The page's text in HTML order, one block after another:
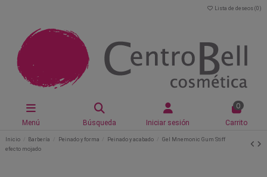
Lista de deseos (0 )
Menú Búsqueda Iniciar sesión
0
Carrito
Inicio Barbería Peinado y forma Peinado y acabado
Gel Mnemonic Gum Stiff
efecto mojado